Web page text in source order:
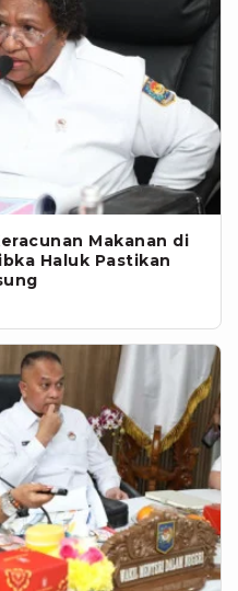
Makanan di
Haluk Pastikan